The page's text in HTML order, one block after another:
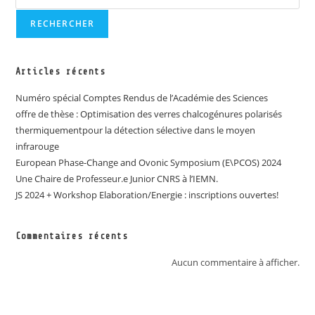
RECHERCHER
Articles récents
Numéro spécial Comptes Rendus de l’Académie des Sciences
offre de thèse : Optimisation des verres chalcogénures polarisés
thermiquementpour la détection sélective dans le moyen
infrarouge
European Phase-Change and Ovonic Symposium (E\PCOS) 2024
Une Chaire de Professeur.e Junior CNRS à l’IEMN.
JS 2024 + Workshop Elaboration/Energie : inscriptions ouvertes!
Commentaires récents
Aucun commentaire à afficher.